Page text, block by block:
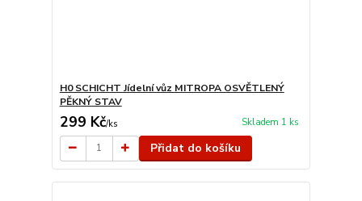
H0 SCHICHT Jídelní vůz MITROPA OSVĚTLENÝ
PĚKNÝ STAV
299 Kč/ks Skladem 1 ks
Přidat do košíku